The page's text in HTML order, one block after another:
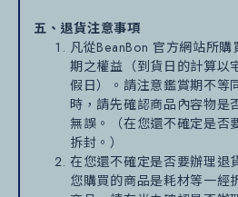
五、退貨注意事項
凡從BeanBon 官方網站所
期之權益（到貨日的計算以
假日）。請注意鑑賞期不等
時，請先確認商品內容物是
無誤。（在您還不確定是否
拆封。）
在您還不確定是否要辦理退
您購買的商品是耗材等一經